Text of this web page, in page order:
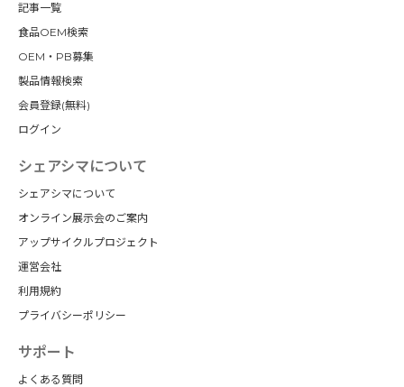
記事一覧
食品OEM検索
OEM・PB募集
製品情報検索
会員登録(無料)
ログイン
シェアシマについて
シェアシマについて
オンライン展示会のご案内
アップサイクルプロジェクト
運営会社
利用規約
プライバシーポリシー
サポート
よくある質問